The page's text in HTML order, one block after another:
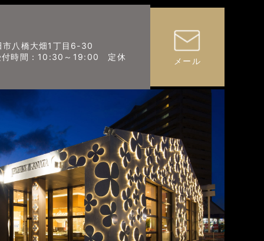
八橋大畑1丁目6-30
時間：10:30～19:00 定休
メール